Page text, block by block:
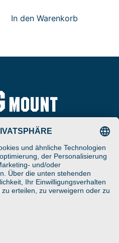
In den Warenkorb
Tel
+49 (0) 5257-9380625
Fax
+49 (0) 5257-9380629